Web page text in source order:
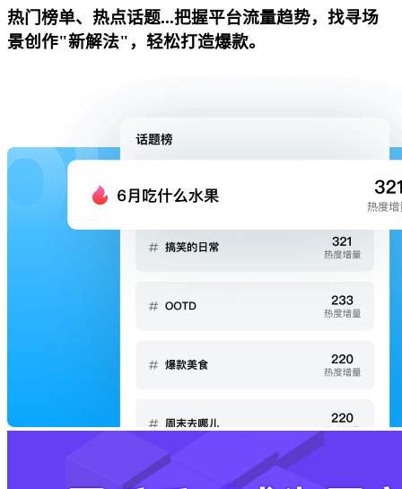
热门榜单、热点话题...把握平台流量趋势，找寻场
景创作"新解法"，轻松打造爆款。